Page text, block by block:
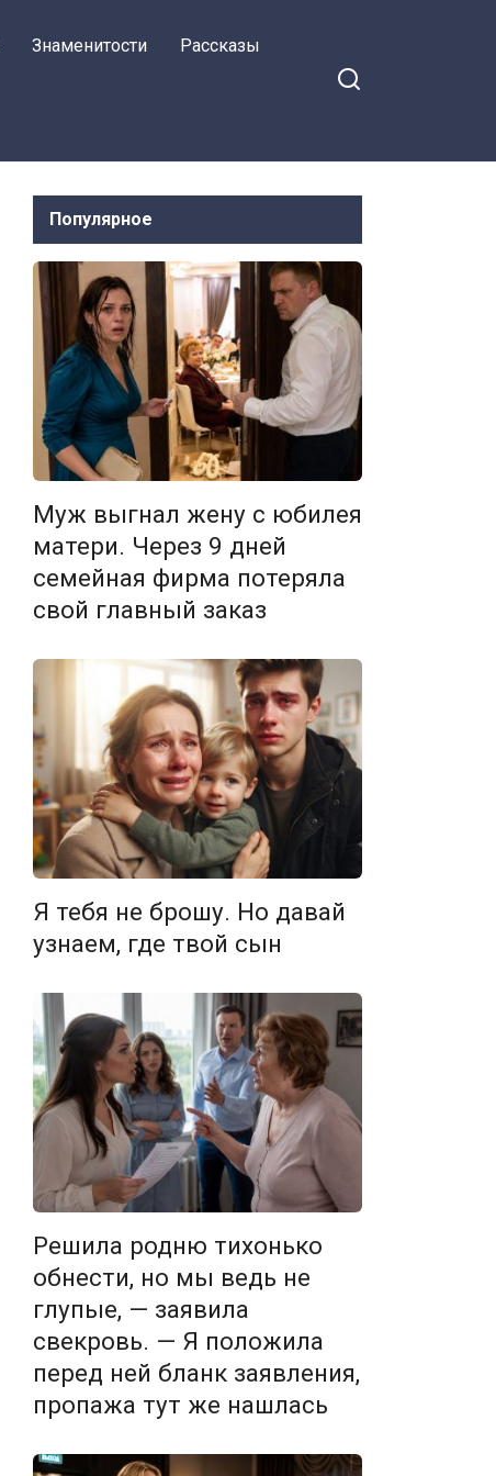
Знаменитости Рассказы
Популярное
Муж выгнал жену с юбилея
матери. Через 9 дней
семейная фирма потеряла
свой главный заказ
Я тебя не брошу. Но давай
узнаем, где твой сын
Решила родню тихонько
обнести, но мы ведь не
глупые, — заявила
свекровь. — Я положила
перед ней бланк заявления,
пропажа тут же нашлась